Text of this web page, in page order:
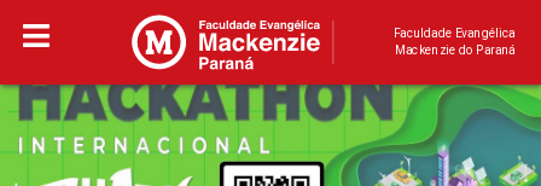
Faculdade Evangélica
Mackenzie do Paraná